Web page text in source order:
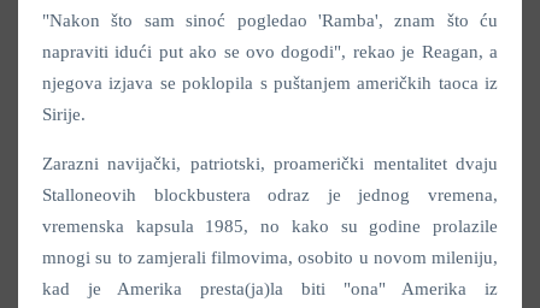
"Nakon što sam sinoć pogledao 'Ramba', znam što ću
napraviti idući put ako se ovo dogodi", rekao je Reagan, a
njegova izjava se poklopila s puštanjem američkih taoca iz
Sirije.
Zarazni navijački, patriotski, proamerički mentalitet dvaju
Stalloneovih blockbustera odraz je jednog vremena,
vremenska kapsula 1985, no kako su godine prolazile
mnogi su to zamjerali filmovima, osobito u novom mileniju,
kad je Amerika presta(ja)la biti "ona" Amerika iz